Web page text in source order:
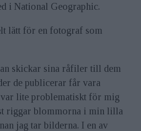
i National Geographic.
lätt för en fotograf som
skickar sina råfiler till dem
de publicerar får vara
var lite problematiskt för mig
riggar blommorna i min lilla
jag tar bilderna. I en av